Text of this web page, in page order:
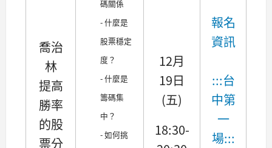
喬治
林
提高
勝率
的股
票分
碼關係
- 什麼是
股票穩定
度？
- 什麼是
籌碼集
中？
- 如何挑
12月
19日
(五)
18:30-
報名
資訊
:::台
中第
一
場:::